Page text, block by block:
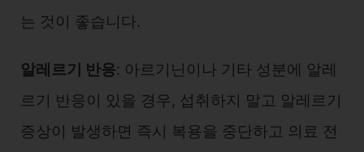
는 것이 좋습니다.
알레르기 반응: 아르기닌이나 기타 성분에 알레
르기 반응이 있을 경우, 섭취하지 말고 알레르기
증상이 발생하면 즉시 복용을 중단하고 의료 전